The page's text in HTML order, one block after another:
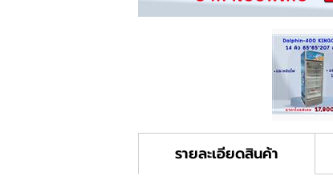
รายละเอียดสินค้า